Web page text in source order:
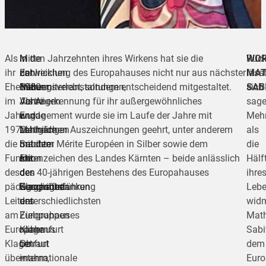
Als
ihr
Ehemann
im
Jahr
1972
die
Funktion
des
pädagogischen
Leiters
am
Europahaus
Klagenfurt
übernahm,
In
zahlreichen
Bildungsveranstaltungen,
Vorträgen
und
Lehrgängen
brachte
sie
den
Europagedanken
unterschiedlichsten
Zielgruppen
näher.
Ob
internationale
Mitte
der
1980er
Jahre
wurde
Mathilde
Sabitzer
mit
der
Geschäftsführung
des
Europahauses
Klagenfurt
betraut
–
In den Jahrzehnten ihres Wirkens hat sie die
Entwicklung des Europahauses nicht nur aus nächster
Nähe miterlebt, sondern entscheidend mitgestaltet.
Als Anerkennung für ihr außergewöhnliches
Engagement wurde sie im Laufe der Jahre mit
zahlreichen Auszeichnungen geehrt, unter anderem
mit dem Mérite Européen in Silber sowie dem
Ehrenzeichen des Landes Kärnten – beide anlässlich
des 40-jährigen Bestehens des Europahauses
Klagenfurt.
lässt
sich
als
die
ihres
dem